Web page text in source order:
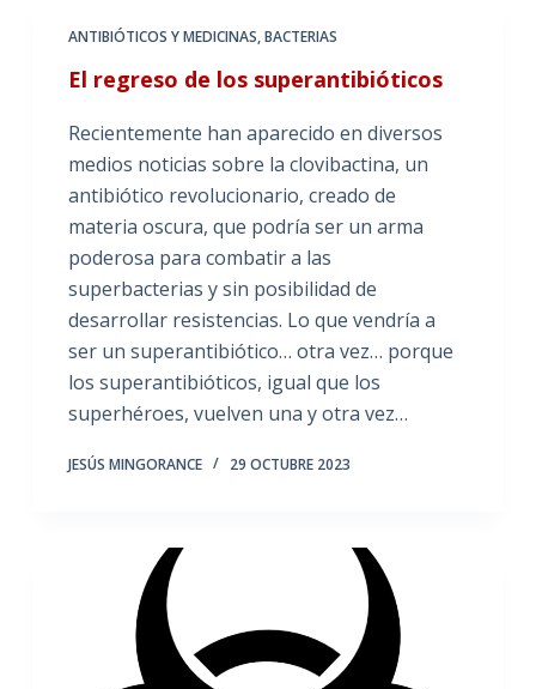
ANTIBIÓTICOS Y MEDICINAS,BACTERIAS
El regreso de los superantibióticos
Recientemente han aparecido en diversos
medios noticias sobre la clovibactina, un
antibiótico revolucionario, creado de
materia oscura, que podría ser un arma
poderosa para combatir a las
superbacterias y sin posibilidad de
desarrollar resistencias. Lo que vendría a
ser un superantibiótico… otra vez… porque
los superantibióticos, igual que los
superhéroes, vuelven una y otra vez…
JESÚS MINGORANCE 29 OCTUBRE 2023